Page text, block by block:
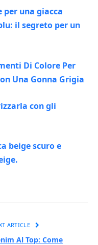
una giacca
il segreto per un
Di Colore Per
Una Gonna Grigia
con gli
beige scuro e
ARTICLE
Al Top: Come